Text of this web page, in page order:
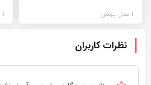
1 سال پیش 1 سال پیش
نظرات کاربران